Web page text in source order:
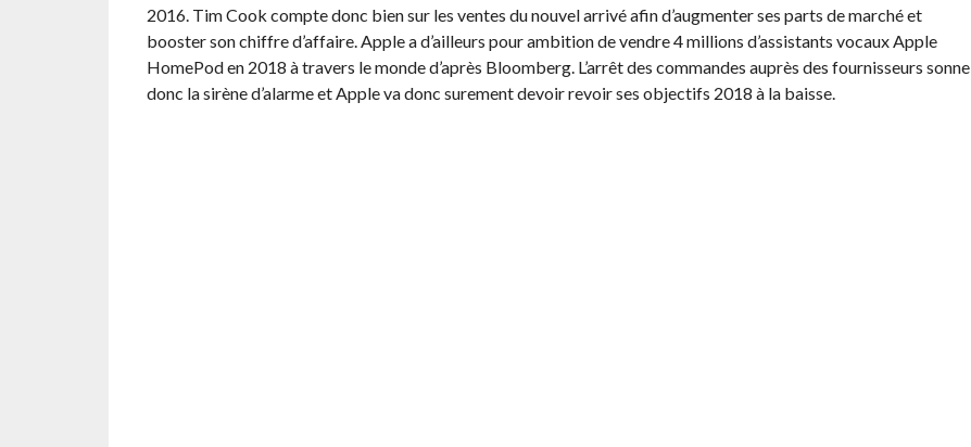
2016. Tim Cook compte donc bien sur les ventes du nouvel arrivé afin d’augmenter ses parts de marché et
booster son chiffre d’affaire. Apple a d’ailleurs pour ambition de vendre 4 millions d’assistants vocaux Apple
HomePod en 2018 à travers le monde d’après Bloomberg. L’arrêt des commandes auprès des fournisseurs sonne
donc la sirène d’alarme et Apple va donc surement devoir revoir ses objectifs 2018 à la baisse.